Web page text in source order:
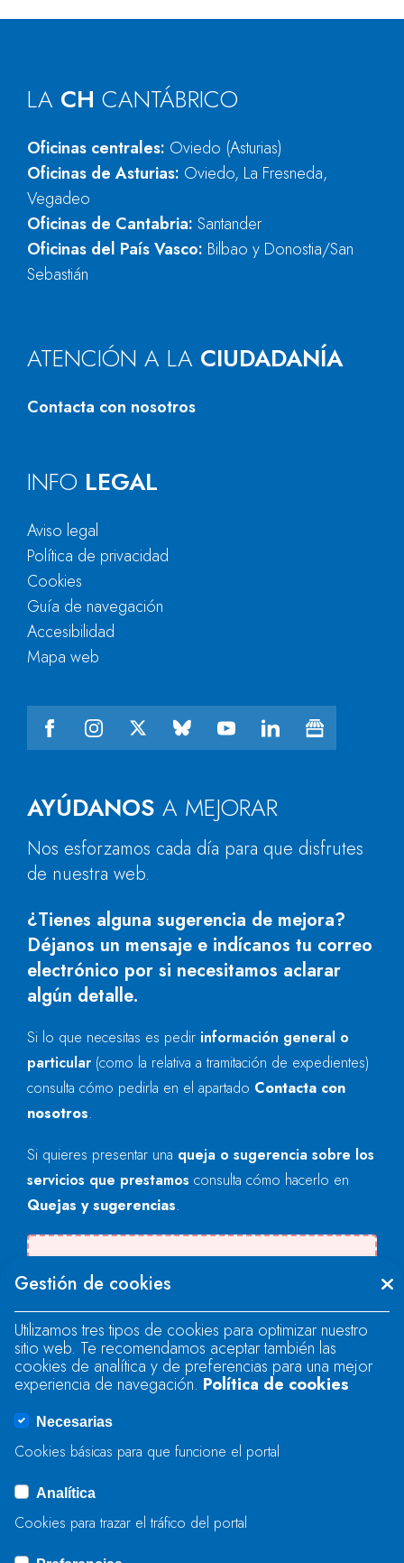
LA CH CANTÁBRICO
Oficinas centrales: Oviedo (Asturias)
Oficinas de Asturias: Oviedo, La Fresneda,
Vegadeo
Oficinas de Cantabria: Santander
Oficinas del País Vasco: Bilbao y Donostia/San
Sebastián
ATENCIÓN A LA CIUDADANÍA
Contacta con nosotros
AYÚDANOS A MEJORAR
Nos esforzamos cada día para que disfrutes
de nuestra web.
¿Tienes alguna sugerencia de mejora?
Déjanos un mensaje e indícanos tu correo
electrónico por si necesitamos aclarar
algún detalle.
Si lo que necesitas es pedir información general o
particular (como la relativa a tramitación de expedientes)
consulta cómo pedirla en el apartado Contacta con
nosotros.
Si quieres presentar una queja o sugerencia sobre los
servicios que prestamos consulta cómo hacerlo en
Quejas y sugerencias.
"text".
Se produjo un error al cargar el campo
"text".
Se produjo un error al cargar el campo
ENVIAR
INFO LEGAL
Aviso legal
Política de privacidad
Cookies
Guía de navegación
Accesibilidad
Mapa web
Gestión de cookies
Utilizamos tres tipos de cookies para optimizar nuestro
sitio web. Te recomendamos aceptar también las
cookies de analítica y de preferencias para una mejor
experiencia de navegación. Política de cookies
Necesarias
Cookies básicas para que funcione el portal
Analítica
Cookies para trazar el tráfico del portal